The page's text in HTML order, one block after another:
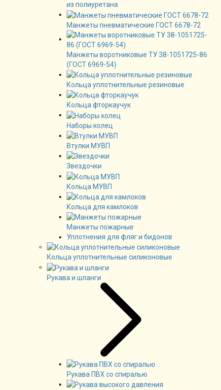
из полиуретана
Манжеты пневматические ГОСТ 6678-72
Манжеты воротниковые ТУ 38-1051725-86
(ГОСТ 6969-54)
Кольца уплотнительные резиновые
Кольца фторкаучук
Наборы колец
Втулки МУВП
Звездочки
Кольца МУВП
Кольца для камлоков
Манжеты пожарные
Уплотнения для фляг и бидонов
Кольца уплотнительные силиконовые
Рукава и шланги
Рукава ПВХ со спиралью